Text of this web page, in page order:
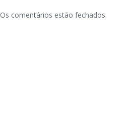
Os comentários estão fechados.